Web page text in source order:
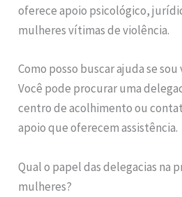
oferece apoio psicológico,
mulheres vítimas de violência.
Como posso buscar ajuda se
Você pode procurar uma
centro de acolhimento ou
apoio que oferecem assistência.
Qual o papel das delegacias na
mulheres?